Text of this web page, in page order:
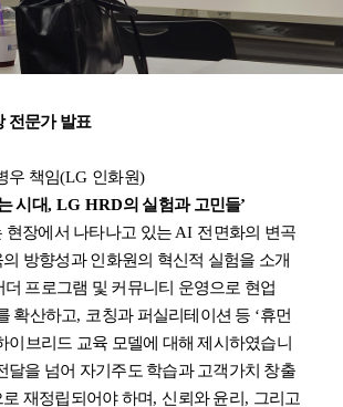
전문가 발표
우 책임(LG 인화원)
시대, LG HRD의 실험과 고민들’
현장에서 나타나고 있는 AI 전면화의 변곡
방향성과 인화원의 혁신적 실험을 소개
더 프로그램 및 커뮤니티 운영으로 현업
확산하고, 코칭과 퍼실리테이션 등 ‘휴먼
이브리드 교육 모델에 대해 제시하였습니
달을 넘어 자기주도 학습과 고객가치 창출
재정립되어야 하며, 신뢰와 윤리 , 그리고